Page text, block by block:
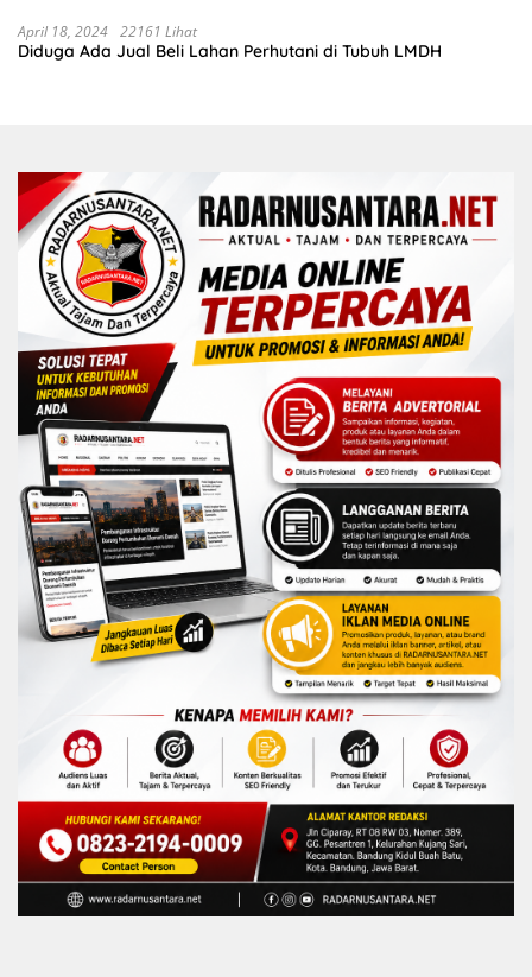
sudah selesai di tahun 2023
April 18, 2024 22161 Lihat
Diduga Ada Jual Beli Lahan Perhutani di Tubuh LMDH